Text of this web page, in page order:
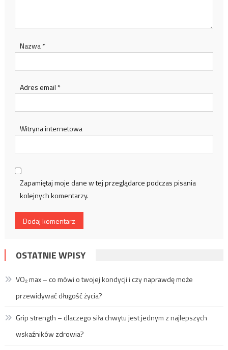
Nazwa*
Adres email *
Witryna internetowa
Zapamiętaj moje dane w tej przeglądarce podczas pisania
kolejnych komentarzy.
OSTATNIE WPISY
VO₂ max – co mówi o twojej kondycji i czy naprawdę może
przewidywać długość życia?
Grip strength – dlaczego siła chwytu jest jednym z najlepszych
wskaźników zdrowia?